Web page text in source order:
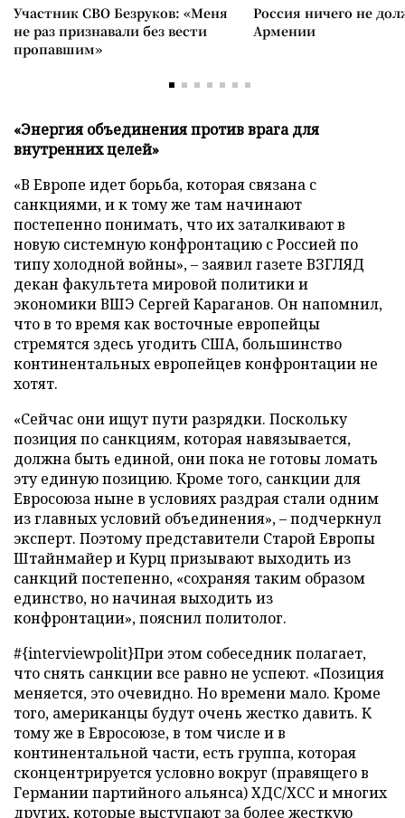
Участник СВО Безруков: «Меня
не раз признавали без вести
пропавшим»
Россия ничего не
Армении
«Энергия объединения против врага для
внутренних целей»
«В Европе идет борьба, которая связана с
санкциями, и к тому же там начинают
постепенно понимать, что их заталкивают в
новую системную конфронтацию с Россией по
типу холодной войны», – заявил газете ВЗГЛЯД
декан факультета мировой политики и
экономики ВШЭ Сергей Караганов. Он напомнил,
что в то время как восточные европейцы
стремятся здесь угодить США, большинство
континентальных европейцев конфронтации не
хотят.
«Сейчас они ищут пути разрядки. Поскольку
позиция по санкциям, которая навязывается,
должна быть единой, они пока не готовы ломать
эту единую позицию. Кроме того, санкции для
Евросоюза ныне в условиях раздрая стали одним
из главных условий объединения», – подчеркнул
эксперт. Поэтому представители Старой Европы
Штайнмайер и Курц призывают выходить из
санкций постепенно, «сохраняя таким образом
единство, но начиная выходить из
конфронтации», пояснил политолог.
#{interviewpolit}При этом собеседник полагает,
что снять санкции все равно не успеют. «Позиция
меняется, это очевидно. Но времени мало. Кроме
того, американцы будут очень жестко давить. К
тому же в Евросоюзе, в том числе и в
континентальной части, есть группа, которая
сконцентрируется условно вокруг (правящего в
Германии партийного альянса) ХДС/ХСС и многих
других, которые выступают за более жесткую